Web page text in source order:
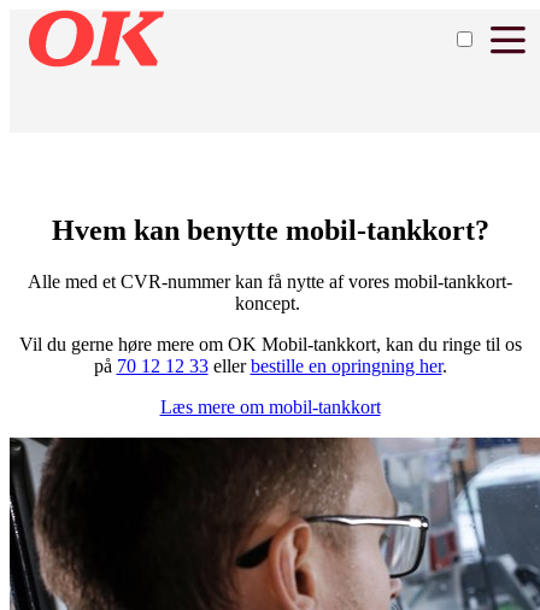
Hvem kan benytte mobil-tankkort?
Alle med et CVR-nummer kan få nytte af vores mobil-tankkort-
koncept.
Vil du gerne høre mere om OK Mobil-tankkort, kan du ringe til os
på 70 12 12 33ellerbestille en opringning her.
Læs mere om mobil-tankkort